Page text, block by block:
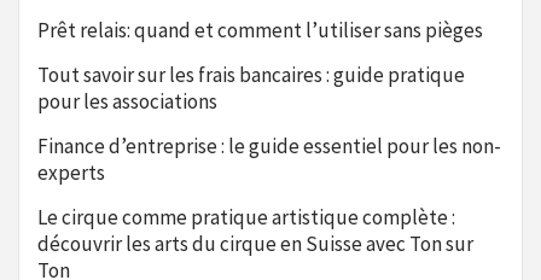
Prêt relais: quand et comment l’utiliser sans pièges
Tout savoir sur les frais bancaires : guide pratique
pour les associations
Finance d’entreprise : le guide essentiel pour les non-
experts
Le cirque comme pratique artistique complète :
découvrir les arts du cirque en Suisse avec Ton sur
Ton